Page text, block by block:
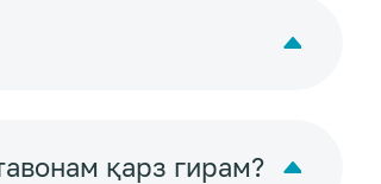
қарз гирам?